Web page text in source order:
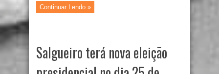
Continuar Lendo »
Salgueiro terá nova eleição